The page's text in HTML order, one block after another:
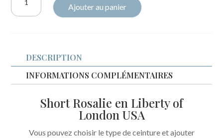
Wiltshire
Ajouter au panier
DESCRIPTION
INFORMATIONS COMPLÉMENTAIRES
Short Rosalie en Liberty of
London USA
Vous pouvez choisir le type de ceinture et ajouter